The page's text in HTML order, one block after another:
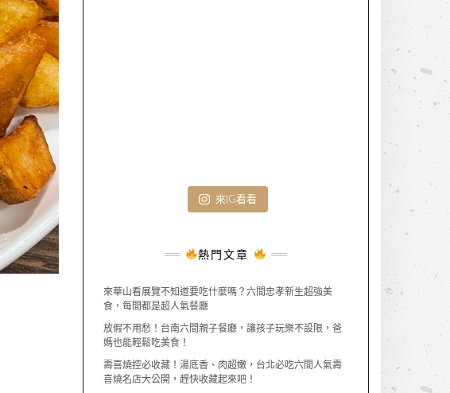
來IG看看
熱門文章
來華山看展覽不知道要吃什麼嗎？六間忠孝新生超強美
食，每間都是超人氣餐廳
放假不用愁！台南六間親子餐廳，讓孩子玩樂不設限，爸
媽也能輕鬆吃美食！
壽喜燒控必收藏！湯底香、肉超嫩，台北必吃六間人氣壽
喜燒名店大公開，趕快收藏起來吧！